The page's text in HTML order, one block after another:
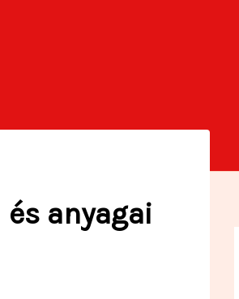
anyagai